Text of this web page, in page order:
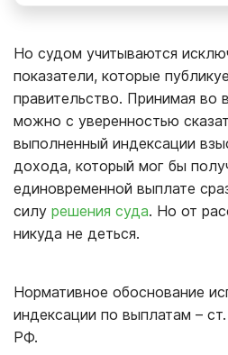
Но судом учитываются
показатели, которые
правительство. Принимая во
можно с уверенностью
выполненный индексации
дохода, который мог бы
единовременной выплате
силу решения суда. Но от
никуда не деться.
Нормативное обоснование
индексации по выплатам –
РФ.